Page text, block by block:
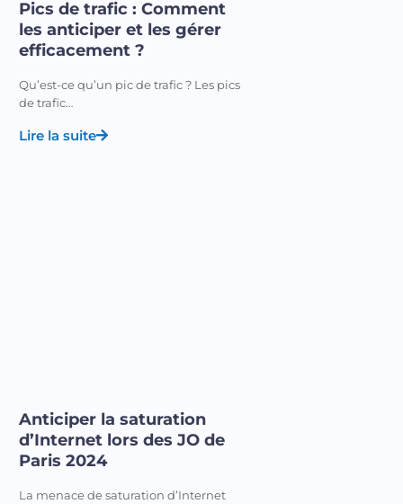
Pics de trafic : Comment
les anticiper et les gérer
efficacement ?
Qu’est-ce qu’un pic de trafic ? Les pics
de trafic…
Lire la suite
Anticiper la saturation
d’Internet lors des JO de
Paris 2024
La menace de saturation d’Internet